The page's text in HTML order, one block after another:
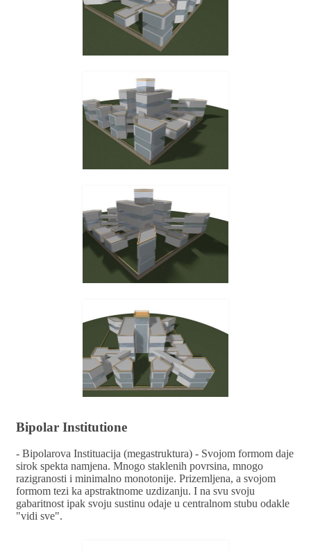
Bipolar Institutione
- Bipolarova Instituacija (megastruktura) - Svojom formom daje
sirok spekta namjena. Mnogo staklenih povrsina, mnogo
razigranosti i minimalno monotonije. Prizemljena, a svojom
formom tezi ka apstraktnome uzdizanju. I na svu svoju
gabaritnost ipak svoju sustinu odaje u centralnom stubu odakle
"vidi sve".